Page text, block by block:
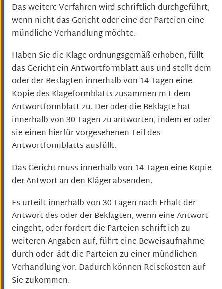
Das weitere Verfahren wird schriftlich durchgeführt,
wenn nicht das Gericht oder eine der Parteien eine
mündliche Verhandlung möchte.
Haben Sie die Klage ordnungsgemäß erhoben, füllt
das Gericht ein Antwortformblatt aus und stellt dem
oder der Beklagten innerhalb von 14 Tagen eine
Kopie des Klageformblatts zusammen mit dem
Antwortformblatt zu. Der oder die Beklagte hat
innerhalb von 30 Tagen zu antworten, indem er oder
sie einen hierfür vorgesehenen Teil des
Antwortformblatts ausfüllt.
Das Gericht muss innerhalb von 14 Tagen eine Kopie
der Antwort an den Kläger absenden.
Es urteilt innerhalb von 30 Tagen nach Erhalt der
Antwort des oder der Beklagten, wenn eine Antwort
eingeht, oder fordert die Parteien schriftlich zu
weiteren Angaben auf, führt eine Beweisaufnahme
durch oder lädt die Parteien zu einer mündlichen
Verhandlung vor. Dadurch können Reisekosten auf
Sie zukommen.